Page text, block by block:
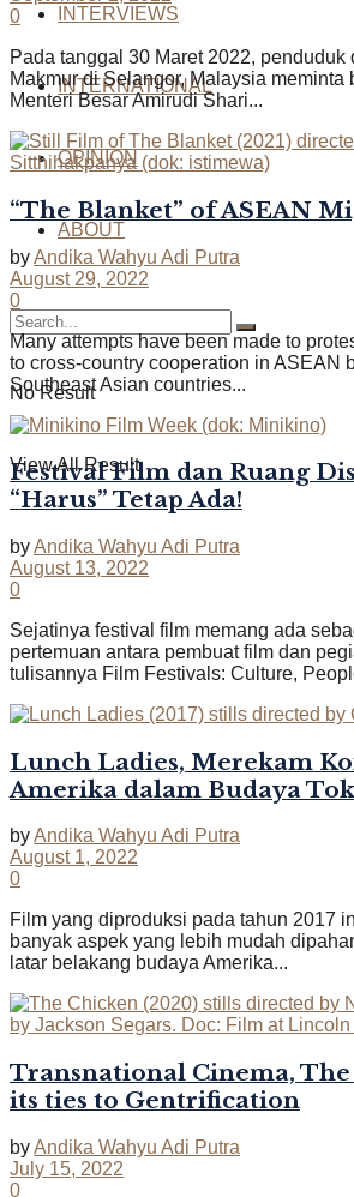
INTERVIEWS
INTERNATIONAL
OPINION
ABOUT
No Result
View All Result
0
Pada tanggal 30 Maret 2022, penduduk
Makmur di Selangor, Malaysia meminta
Menteri Besar Amirudi Shari...
“The Blanket” of ASEAN
byAndika Wahyu Adi Putra
August 29, 2022
0
Many attempts have been made to
to cross-country cooperation in ASEAN
Southeast Asian countries...
Festival Film dan Ruang
“Harus” Tetap Ada!
byAndika Wahyu Adi Putra
August 13, 2022
0
Sejatinya festival film memang ada
pertemuan antara pembuat film dan
tulisannya Film Festivals: Culture,
Lunch Ladies, Merekam
Amerika dalam Budaya
byAndika Wahyu Adi Putra
August 1, 2022
0
Film yang diproduksi pada tahun 2017
banyak aspek yang lebih mudah
latar belakang budaya Amerika...
Transnational Cinema,
its ties to Gentrification
byAndika Wahyu Adi Putra
July 15, 2022
0